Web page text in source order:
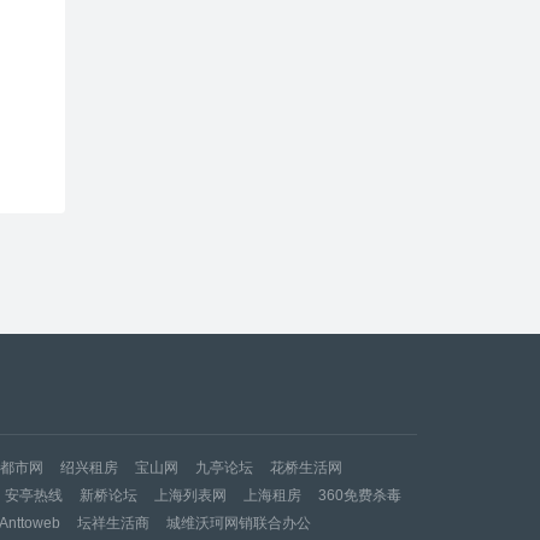
市网 绍兴租房 宝山网 九亭论坛
花桥生活网
安亭热线
新桥论坛 上海列表网 上海租房
360免费杀毒
坛祥生活商 城维沃珂网销联合办公